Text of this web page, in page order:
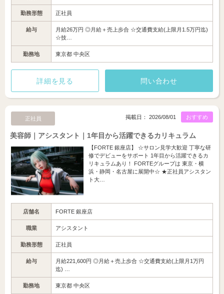
勤務形態 正社員
給与
月給26万円 ◎月給＋売上歩合 ☆交通費支給(上限月1.5万円迄)
☆技…
勤務地 東京都 中央区
詳細を見る 問い合わせ
正社員 おすすめ
掲載日： 2026/08/01
美容師｜アシスタント｜1年目から活躍できるカリキュラム
【FORTE 銀座店】 ☆サロン見学大歓迎 丁寧な研
修でデビューをサポート 1年目から活躍できるカ
リキュラムあり！ FORTEグループは 東京・横
浜・静岡・名古屋に展開中☆ ★正社員アシスタン
ト大…
店舗名 FORTE 銀座店
職業 アシスタント
勤務形態 正社員
給与
月給221,600円 ◎月給＋売上歩合 ☆交通費支給(上限月1万円
迄) …
勤務地 東京都 中央区